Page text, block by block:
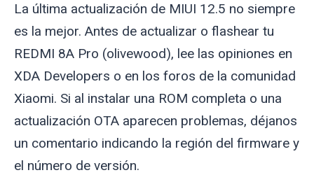
La última actualización de MIUI 12.5 no siempre
es la mejor. Antes de actualizar o flashear tu
REDMI 8A Pro (olivewood), lee las opiniones en
XDA Developers o en los foros de la comunidad
Xiaomi. Si al instalar una ROM completa o una
actualización OTA aparecen problemas, déjanos
un comentario indicando la región del firmware y
el número de versión.